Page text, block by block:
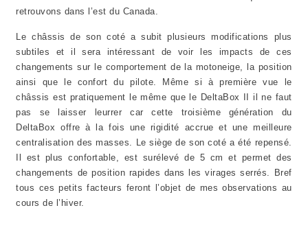
retrouvons dans l’est du Canada.
Le châssis de son coté a subit plusieurs modifications plus
subtiles et il sera intéressant de voir les impacts de ces
changements sur le comportement de la motoneige, la position
ainsi que le confort du pilote. Même si à première vue le
châssis est pratiquement le même que le DeltaBox II il ne faut
pas se laisser leurrer car cette troisième génération du
DeltaBox offre à la fois une rigidité accrue et une meilleure
centralisation des masses. Le siège de son coté a été repensé.
Il est plus confortable, est surélevé de 5 cm et permet des
changements de position rapides dans les virages serrés. Bref
tous ces petits facteurs feront l’objet de mes observations au
cours de l’hiver.